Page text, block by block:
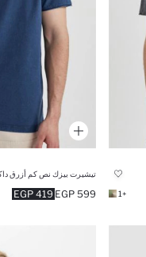
+1
419 EGP 599 EGP